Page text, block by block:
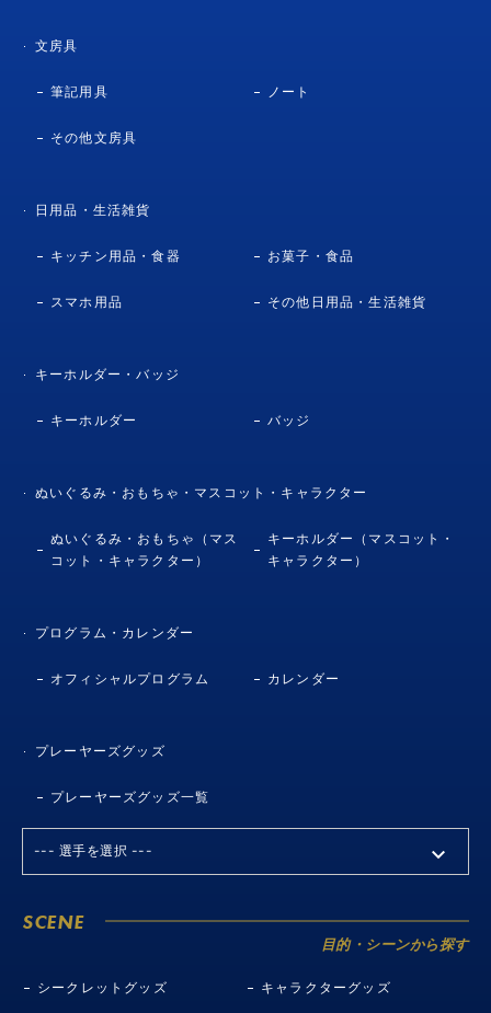
文房具
筆記用具 ノート
その他文房具
日用品・生活雑貨
キッチン用品・食器 お菓子・食品
スマホ用品 その他日用品・生活雑貨
キーホルダー・バッジ
キーホルダー バッジ
ぬいぐるみ・おもちゃ・マスコット・キャラクター
ぬいぐるみ・おもちゃ（マス
コット・キャラクター）
キーホルダー（マスコット・
キャラクター）
プログラム・カレンダー
オフィシャルプログラム カレンダー
プレーヤーズグッズ
プレーヤーズグッズ一覧
SCENE
目的・シーンから探す
シークレットグッズ キャラクターグッズ